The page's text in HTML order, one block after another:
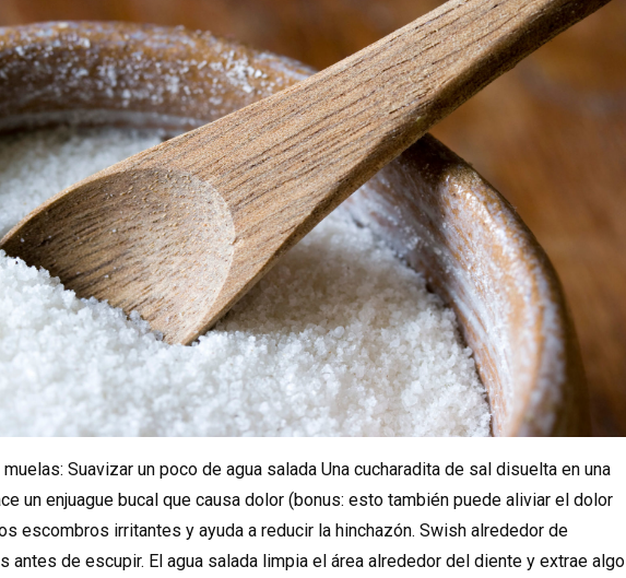
Suavizar un poco de agua salada Una cucharadita de sal disuelta en una
un enjuague bucal que causa dolor (bonus: esto también puede aliviar el dolor
escombros irritantes y ayuda a reducir la hinchazón. Swish alrededor de
antes de escupir. El agua salada limpia el área alrededor del diente y extrae algo